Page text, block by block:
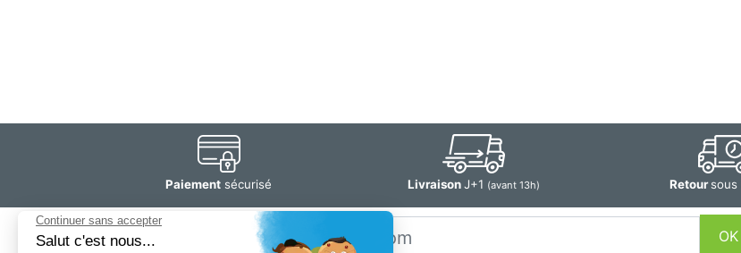
Paiement sécurisé LivraisonJ+1 (avant 13h) Retoursous
Restez
Email
OK